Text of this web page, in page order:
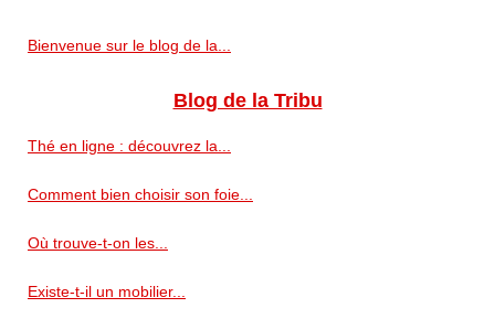
Bienvenue sur le blog de la...
Blog de la Tribu
Thé en ligne : découvrez la...
Comment bien choisir son foie...
Où trouve-t-on les...
Existe-t-il un mobilier...